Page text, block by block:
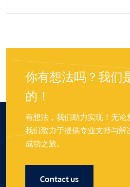
你有想法吗？我们
的！
有想法，我们助力实现！无论
我们致力于提供专业支持与解
成功之旅。
Contact us